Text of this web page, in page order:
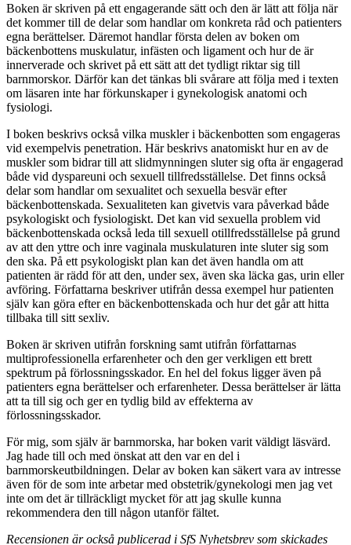
Boken är skriven på ett engagerande sätt och den är lätt att följa när
det kommer till de delar som handlar om konkreta råd och patienters
egna berättelser. Däremot handlar första delen av boken om
bäckenbottens muskulatur, infästen och ligament och hur de är
innerverade och skrivet på ett sätt att det tydligt riktar sig till
barnmorskor. Därför kan det tänkas bli svårare att följa med i texten
om läsaren inte har förkunskaper i gynekologisk anatomi och
fysiologi.
I boken beskrivs också vilka muskler i bäckenbotten som engageras
vid exempelvis penetration. Här beskrivs anatomiskt hur en av de
muskler som bidrar till att slidmynningen sluter sig ofta är engagerad
både vid dyspareuni och sexuell tillfredsställelse. Det finns också
delar som handlar om sexualitet och sexuella besvär efter
bäckenbottenskada. Sexualiteten kan givetvis vara påverkad både
psykologiskt och fysiologiskt. Det kan vid sexuella problem vid
bäckenbottenskada också leda till sexuell otillfredsställelse på grund
av att den yttre och inre vaginala muskulaturen inte sluter sig som
den ska. På ett psykologiskt plan kan det även handla om att
patienten är rädd för att den, under sex, även ska läcka gas, urin eller
avföring. Författarna beskriver utifrån dessa exempel hur patienten
själv kan göra efter en bäckenbottenskada och hur det går att hitta
tillbaka till sitt sexliv.
Boken är skriven utifrån forskning samt utifrån författarnas
multiprofessionella erfarenheter och den ger verkligen ett brett
spektrum på förlossningsskador. En hel del fokus ligger även på
patienters egna berättelser och erfarenheter. Dessa berättelser är lätta
att ta till sig och ger en tydlig bild av effekterna av
förlossningsskador.
För mig, som själv är barnmorska, har boken varit väldigt läsvärd.
Jag hade till och med önskat att den var en del i
barnmorskeutbildningen. Delar av boken kan säkert vara av intresse
även för de som inte arbetar med obstetrik/gynekologi men jag vet
inte om det är tillräckligt mycket för att jag skulle kunna
rekommendera den till någon utanför fältet.
Recensionen är också publicerad i SfS Nyhetsbrev som skickades